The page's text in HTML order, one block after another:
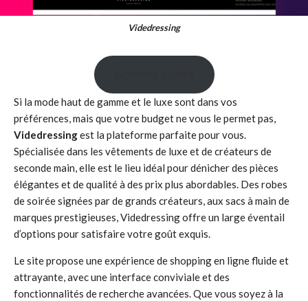
Videdressing
Si la mode haut de gamme et le luxe sont dans vos
préférences, mais que votre budget ne vous le permet pas,
Videdressingest la plateforme parfaite pour vous.
Spécialisée dans les vêtements de luxe et de créateurs de
seconde main, elle est le lieu idéal pour dénicher des pièces
élégantes et de qualité à des prix plus abordables. Des robes
de soirée signées par de grands créateurs, aux sacs à main de
marques prestigieuses, Videdressing offre un large éventail
d’options pour satisfaire votre goût exquis.
Le site propose une expérience de shopping en ligne fluide et
attrayante, avec une interface conviviale et des
fonctionnalités de recherche avancées. Que vous soyez à la